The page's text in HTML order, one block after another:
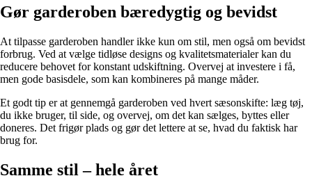
Gør garderoben bæredygtig og bevidst
At tilpasse garderoben handler ikke kun om stil, men også om bevidst
forbrug. Ved at vælge tidløse designs og kvalitetsmaterialer kan du
reducere behovet for konstant udskiftning. Overvej at investere i få,
men gode basisdele, som kan kombineres på mange måder.
Et godt tip er at gennemgå garderoben ved hvert sæsonskifte: læg tøj,
du ikke bruger, til side, og overvej, om det kan sælges, byttes eller
doneres. Det frigør plads og gør det lettere at se, hvad du faktisk har
brug for.
Samme stil – hele året